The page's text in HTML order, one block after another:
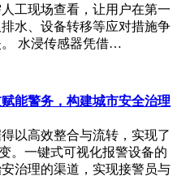
工现场查看，让用户在第一
水、设备转移等应对措施争
水浸传感器凭借…
能警务，构建城市安全治理
以高效整合与流转，实现了
。一键式可视化报警设备的
治理的渠道，实现接警员与